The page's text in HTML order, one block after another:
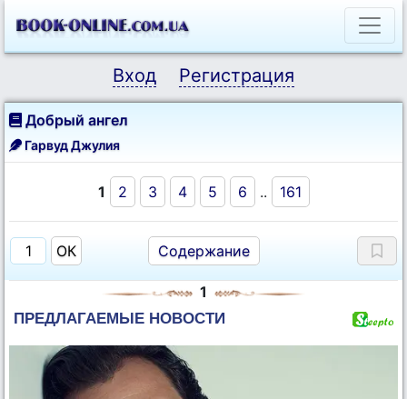
Вход Регистрация
Добрый ангел
Гарвуд Джулия
1 2 3 4 5 6 .. 161
Содержание
1